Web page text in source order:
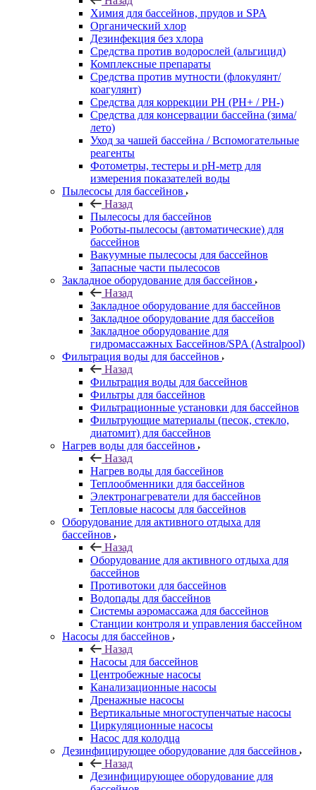
Химия для бассейнов, прудов и SPA
Органический хлор
Дезинфекция без хлора
Средства против водорослей (альгицид)
Комплексные препараты
Средства против мутности (флокулянт/
коагулянт)
Средства для коррекции PH (PH+ / PH-)
Средства для консервации бассейна (зима/
лето)
Уход за чашей бассейна / Вспомогательные
реагенты
Фотометры, тестеры и рН-метр для
измерения показателей воды
Пылесосы для бассейнов
Назад
Пылесосы для бассейнов
Роботы-пылесосы (автоматические) для
бассейнов
Вакуумные пылесосы для бассейнов
Запасные части пылесосов
Закладное оборудование для бассейнов
Назад
Закладное оборудование для бассейнов
Закладное оборудование для бассейов
Закладное оборудование для
гидромассажных Бассейнов/SPA (Astralpool)
Фильтрация воды для бассейнов
Назад
Фильтрация воды для бассейнов
Фильтры для бассейнов
Фильтрационные установки для бассейнов
Фильтрующие материалы (песок, стекло,
диатомит) для бассейнов
Нагрев воды для бассейнов
Назад
Нагрев воды для бассейнов
Теплообменники для бассейнов
Электронагреватели для бассейнов
Тепловые насосы для бассейнов
Оборудование для активного отдыха для
бассейнов
Назад
Оборудование для активного отдыха для
бассейнов
Противотоки для бассейнов
Водопады для бассейнов
Системы аэромассажа для бассейнов
Станции контроля и управления бассейном
Насосы для бассейнов
Назад
Насосы для бассейнов
Центробежные насосы
Канализационные насосы
Дренажные насосы
Вертикальные многоступенчатые насосы
Циркуляционные насосы
Насос для колодца
Дезинфицирующее оборудование для бассейнов
Назад
Дезинфицирующее оборудование для